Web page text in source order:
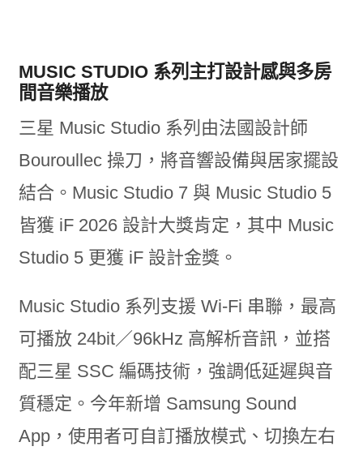
MUSIC STUDIO 系列主打設計感與多房
間音樂播放
三星 Music Studio 系列由法國設計師
Bouroullec 操刀，將音響設備與居家擺設
結合。Music Studio 7 與 Music Studio 5
皆獲 iF 2026 設計大獎肯定，其中 Music
Studio 5 更獲 iF 設計金獎。
Music Studio 系列支援 Wi-Fi 串聯，最高
可播放 24bit／96kHz 高解析音訊，並搭
配三星 SSC 編碼技術，強調低延遲與音
質穩定。今年新增 Samsung Sound
App，使用者可自訂播放模式、切換左右